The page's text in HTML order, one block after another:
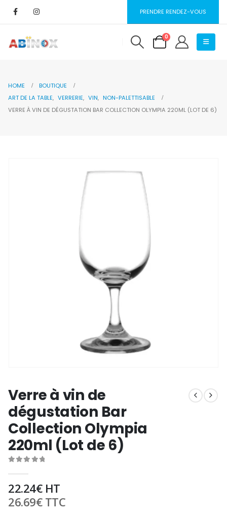
PRENDRE RENDEZ-VOUS
0
HOME
BOUTIQUE
ART DE LA TABLE, VERRERIE, VIN, NON-PALETTISABLE
VERRE À VIN DE DÉGUSTATION BAR COLLECTION OLYMPIA 220ML (LOT DE 6)
Verre à vin de
dégustation Bar
Collection Olympia
220ml (Lot de 6)
22.24€HT
26.69€TTC